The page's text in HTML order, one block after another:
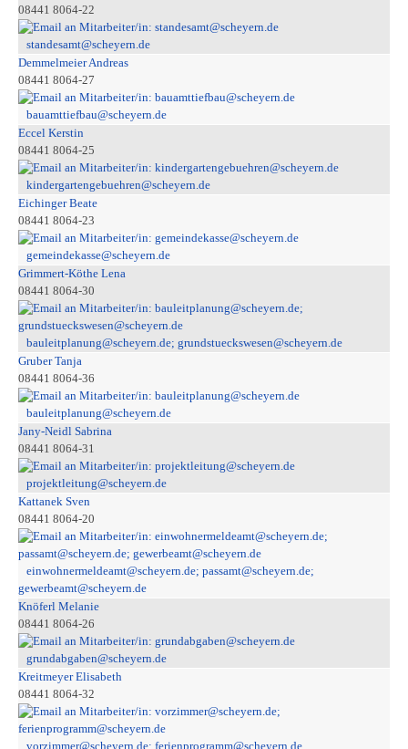
08441 8064-22
standesamt@scheyern.de
Demmelmeier Andreas
08441 8064-27
bauamttiefbau@scheyern.de
Eccel Kerstin
08441 8064-25
kindergartengebuehren@scheyern.de
Eichinger Beate
08441 8064-23
gemeindekasse@scheyern.de
Grimmert-Köthe Lena
08441 8064-30
bauleitplanung@scheyern.de; grundstueckswesen@scheyern.de
Gruber Tanja
08441 8064-36
bauleitplanung@scheyern.de
Jany-Neidl Sabrina
08441 8064-31
projektleitung@scheyern.de
Kattanek Sven
08441 8064-20
einwohnermeldeamt@scheyern.de; passamt@scheyern.de;
gewerbeamt@scheyern.de
Knöferl Melanie
08441 8064-26
grundabgaben@scheyern.de
Kreitmeyer Elisabeth
08441 8064-32
vorzimmer@scheyern.de; ferienprogramm@scheyern.de